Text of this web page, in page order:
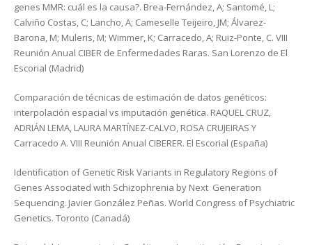
genes MMR: cuál es la causa?. Brea-Fernández, A; Santomé, L;
Calviño Costas, C; Lancho, A; Cameselle Teijeiro, JM; Álvarez-
Barona, M; Muleris, M; Wimmer, K; Carracedo, A; Ruiz-Ponte, C. VIII
Reunión Anual CIBER de Enfermedades Raras. San Lorenzo de El
Escorial (Madrid)
Comparación de técnicas de estimación de datos genéticos:
interpolación espacial vs imputación genética. RAQUEL CRUZ,
ADRIÁN LEMA, LAURA MARTÍNEZ-CALVO, ROSA CRUJEIRAS Y
Carracedo A. VIII Reunión Anual CIBERER. El Escorial (España)
Identification of Genetic Risk Variants in Regulatory Regions of
Genes Associated with Schizophrenia by Next Generation
Sequencing. Javier González Peñas. World Congress of Psychiatric
Genetics. Toronto (Canadá)